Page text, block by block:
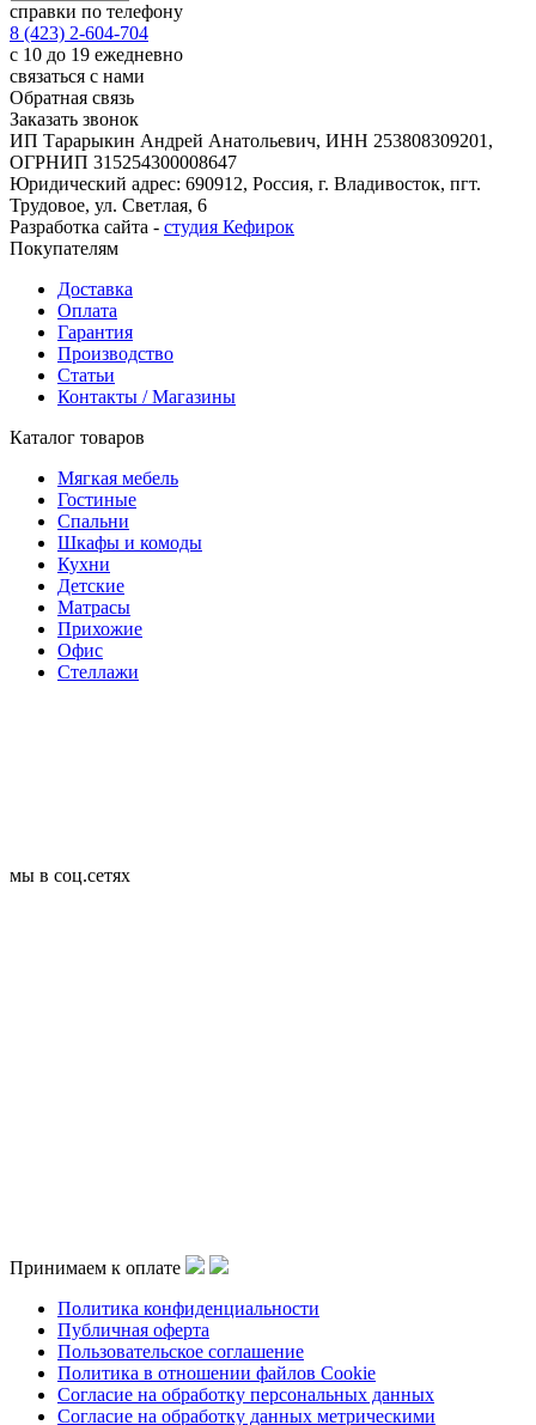
справки по телефону
8 (423) 2-604-704
с 10 до 19 ежедневно
связаться с нами
Обратная связь
Заказать звонок
ИП Тарарыкин Андрей Анатольевич, ИНН 253808309201,
ОГРНИП 315254300008647
Юридический адрес: 690912, Россия, г. Владивосток, пгт.
Трудовое, ул. Светлая, 6
Разработка сайта - студия Кефирок
Покупателям
Доставка
Оплата
Гарантия
Производство
Статьи
Контакты / Магазины
Каталог товаров
Мягкая мебель
Гостиные
Спальни
Шкафы и комоды
Кухни
Детские
Матрасы
Прихожие
Офис
Стеллажи
мы в соц.сетях
Принимаем к оплате
Политика конфиденциальности
Публичная оферта
Пользовательское соглашение
Политика в отношении файлов Cookie
Согласие на обработку персональных данных
Согласие на обработку данных метрическими